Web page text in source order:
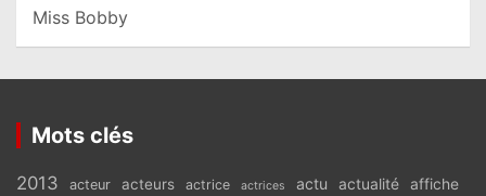
Miss Bobby
Mots clés
2013 acteur acteurs actrice actrices actu actualité affiche